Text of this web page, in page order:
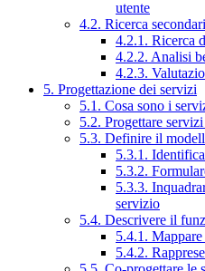
utente
4.2. Ricerca
4.2.1. Ricerca
4.2.2. Analisi
4.2.3.
5. Progettazione dei servizi
5.1. Cosa sono i
5.2. Progettare
5.3. Definire il
5.3.1.
5.3.2.
5.3.3.
servizio
5.4. Descrivere il
5.4.1. Mappare
5.4.2.